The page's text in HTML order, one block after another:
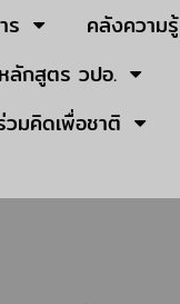
ร
คลังความรู้
ลักสูตร วปอ.
วมคิดเพื่อชาติ